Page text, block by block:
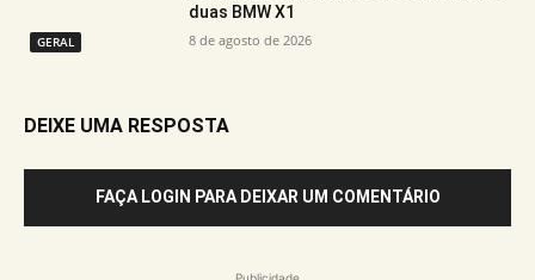
GERAL
duas BMW X1
8 de agosto de 2026
DEIXE UMA RESPOSTA
FAÇA LOGIN PARA DEIXAR UM COMENTÁRIO
Publicidade